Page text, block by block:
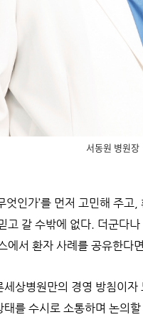
서동원 병원장
엇인가’를 먼저 고민해 주
고 갈 수밖에 없다. 더군다
에서 환자 사례를 공유한다
상병원만의 경영 방침이
를 수시로 소통하며 논의